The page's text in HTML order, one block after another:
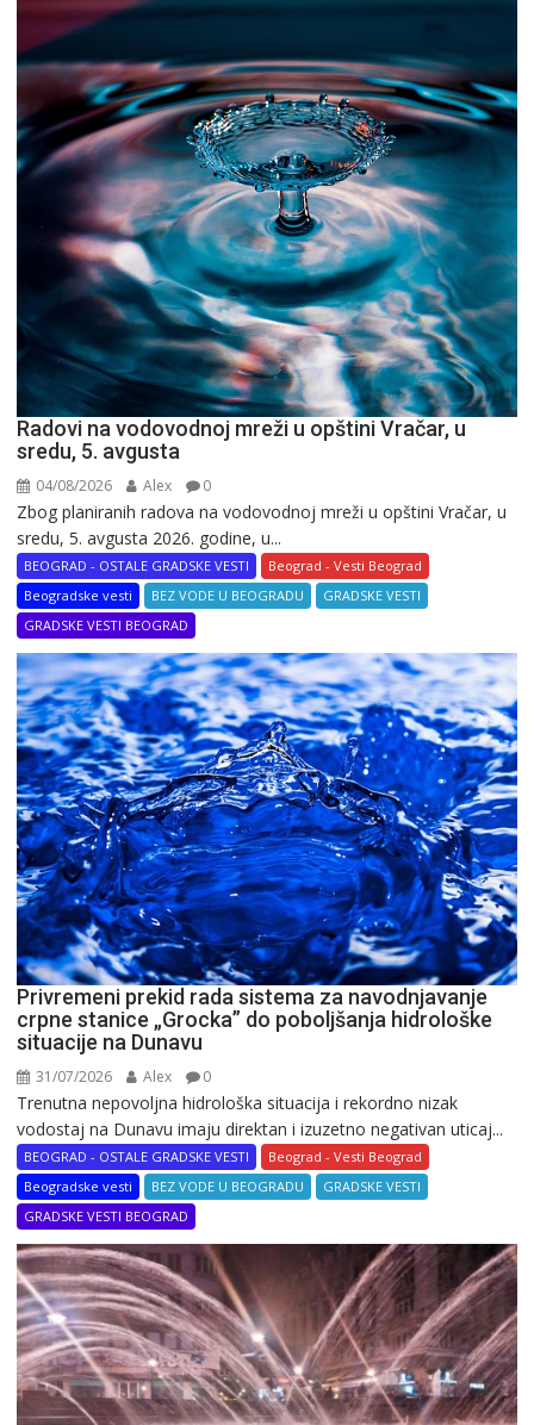
Radovi na vodovodnoj mreži u opštini Vračar, u
sredu, 5. avgusta
04/08/2026 Alex 0
Zbog planiranih radova na vodovodnoj mreži u opštini Vračar, u
sredu, 5. avgusta 2026. godine, u...
BEOGRAD - OSTALE GRADSKE VESTI
Beograd - Vesti Beograd
Beogradske vesti
BEZ VODE U BEOGRADU
GRADSKE VESTI
GRADSKE VESTI BEOGRAD
Privremeni prekid rada sistema za navodnjavanje
crpne stanice „Grocka” do poboljšanja hidrološke
situacije na Dunavu
31/07/2026 Alex 0
Trenutna nepovoljna hidrološka situacija i rekordno nizak
vodostaj na Dunavu imaju direktan i izuzetno negativan uticaj...
BEOGRAD - OSTALE GRADSKE VESTI
Beograd - Vesti Beograd
Beogradske vesti
BEZ VODE U BEOGRADU
GRADSKE VESTI
GRADSKE VESTI BEOGRAD